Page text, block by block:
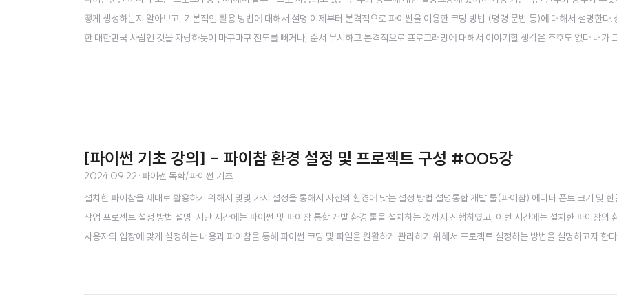
떻게 생성하는지 알아보고, 기본적인 활용 방법에 대해서 설명 이제부터 본격적으로 파이썬을 이용한 코딩 방법 (명령 문법 등)에 대해서 설명한다.
한 대한민국 사람인 것을 자랑하듯이 마구마구 진도를 빼거나, 순서 무시하고 본격적으로 프로그래밍에 대해서 이야기할 생각은 추호도 없다.내가
[파이썬 기초 강의] - 파이참 환경 설정 및 프로젝트 구성 #005강
2024.09.22 ·파이썬 독학/파이썬 기초
설치한 파이참을 제대로 활용하기 위해서 몇몇 가지 설정을 통해서 자신의 환경에 맞는 설정 방법 설명통합 개발 툴(파이참) 에디터 폰트 크기 및 한
작업 프로젝트 설정 방법 설명 지난 시간에는 파이썬 및 파이참 통합 개발 환경 툴을 설치하는 것까지 진행하였고, 이번 시간에는 설치한 파이참의
사용자의 입장에 맞게 설정하는 내용과 파이참을 통해 파이썬 코딩 및 파일을 원활하게 관리하기 위해서 프로젝트 설정하는 방법을 설명하고자 한